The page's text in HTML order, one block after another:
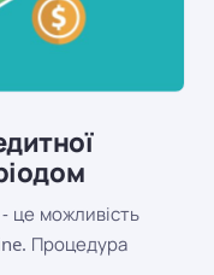
- це можливість
Процедура